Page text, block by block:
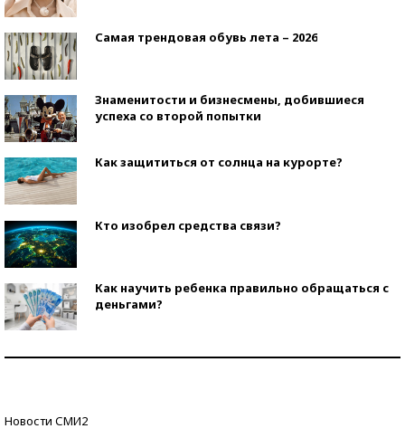
Самая трендовая обувь лета – 2026
Знаменитости и бизнесмены, добившиеся
успеха со второй попытки
Как защититься от солнца на курорте?
Кто изобрел средства связи?
Как научить ребенка правильно обращаться с
деньгами?
Новости СМИ2